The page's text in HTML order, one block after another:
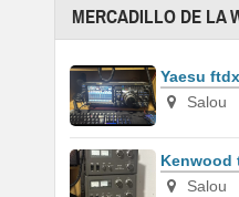
MERCADILLO DE LA
Yaesu
Salou
Kenwood
Salou